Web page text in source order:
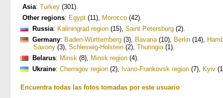
Asia: Turkey (301).
Other regions: Egypt (11), Morocco (42).
Russia: Kaliningrad region (15), Saint Petersburg (2).
Germany: Baden-Württemberg (3), Bavaria(10), Berlin (14),
Saxony (3), Schleswig-Holstein (2), Thuringia(1).
Belarus: Minsk (8), Minsk region (4).
Ukraine: Chernigov region (2), Ivano-Frankovsk region (7), Kyiv
Encuentra todas las fotos tomadas por este usuario